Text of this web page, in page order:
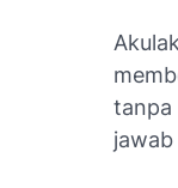
tanpa